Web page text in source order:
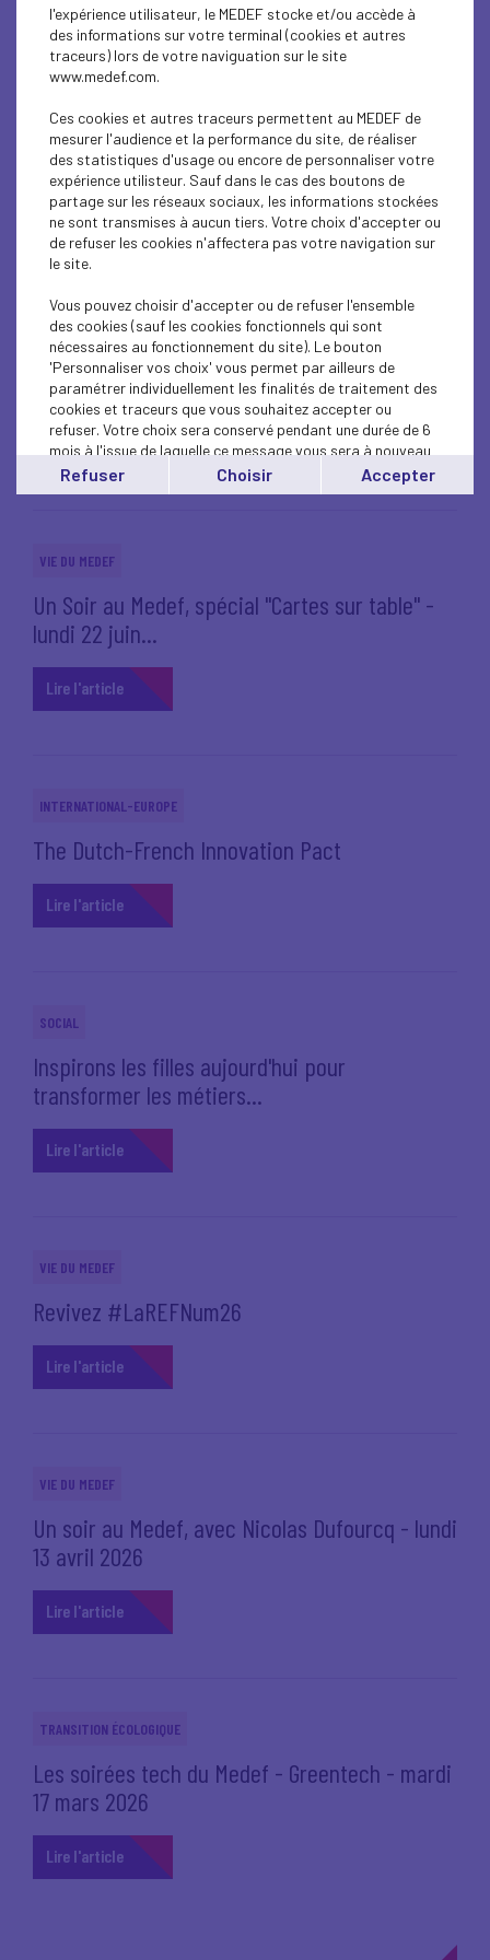
ÉCONOMIE
Réforme du financement de la sécurité sociale
: les propositions...
Lire l'article
ÉCONOMIE
REF Souveraineté - Accélérer ou (encore)
décrocher - lundi 29...
Lire l'article
VIE DU MEDEF
Un Soir au Medef, spécial "Cartes sur table" -
lundi 22 juin...
Lire l'article
INTERNATIONAL-EUROPE
The Dutch-French Innovation Pact
Lire l'article
SOCIAL
Inspirons les filles aujourd'hui pour
transformer les métiers...
Lire l'article
VIE DU MEDEF
Revivez #LaREFNum26
Lire l'article
VIE DU MEDEF
Un soir au Medef, avec Nicolas Dufourcq - lundi
13 avril 2026
Lire l'article
TRANSITION ÉCOLOGIQUE
Les soirées tech du Medef - Greentech - mardi
17 mars 2026
Lire l'article
l'expérience utilisateur, le MEDEF stocke et/ou accède à
des informations sur votre terminal (cookies et autres
traceurs) lors de votre naviguation sur le site
www.medef.com.
Ces cookies et autres traceurs permettent au MEDEF de
mesurer l'audience et la performance du site, de réaliser
des statistiques d'usage ou encore de personnaliser votre
expérience utilisteur. Sauf dans le cas des boutons de
partage sur les réseaux sociaux, les informations stockées
ne sont transmises à aucun tiers. Votre choix d'accepter ou
de refuser les cookies n'affectera pas votre navigation sur
le site.
Vous pouvez choisir d'accepter ou de refuser l'ensemble
des cookies (sauf les cookies fonctionnels qui sont
nécessaires au fonctionnement du site). Le bouton
'Personnaliser vos choix' vous permet par ailleurs de
paramétrer individuellement les finalités de traitement des
cookies et traceurs que vous souhaitez accepter ou
refuser. Votre choix sera conservé pendant une durée de 6
mois à l'issue de laquelle ce message vous sera à nouveau
affiché..
Vous pouvez modifier votre choix à tout moment en
Refuser Choisir Accepter